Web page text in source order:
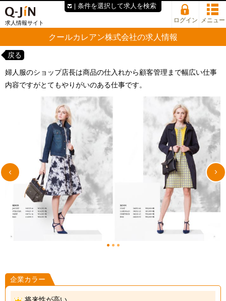
求人情報サイト ログイン メニュー
クールカレアン株式会社の求人情報
戻る
婦人服のショップ店長は商品の仕入れから顧客管理まで幅広い仕事
内容ですがとてもやりがいのある仕事です。
123
企業カラー
条件を選択して求人を検索